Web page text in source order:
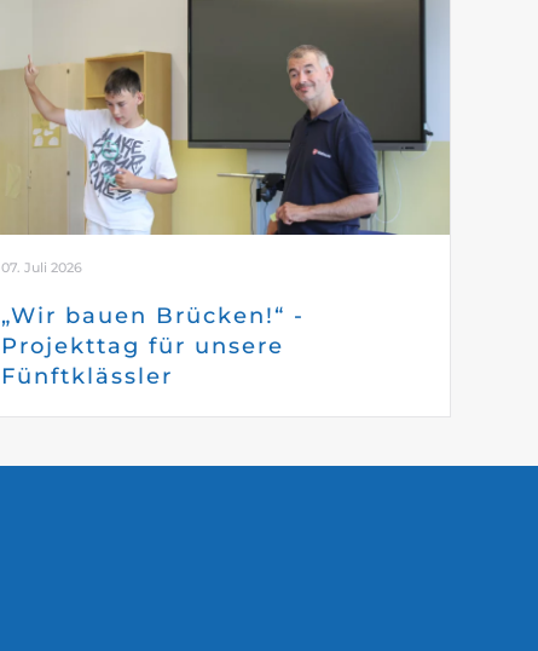
07. Juli 2026
„Wir bauen Brücken!“ -
Projekttag für unsere
Fünftklässler